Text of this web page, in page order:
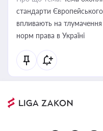
стандарти
впливають на
норм права в Україні